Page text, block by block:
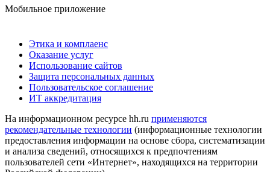
Мобильное приложение
Этика и комплаенс
Оказание услуг
Использование сайтов
Защита персональных данных
Пользовательское соглашение
ИТ аккредитация
На информационном ресурсе hh.ru применяются
рекомендательные технологии (информационные технологии
предоставления информации на основе сбора, систематизации
и анализа сведений, относящихся к предпочтениям
пользователей сети «Интернет», находящихся на территории